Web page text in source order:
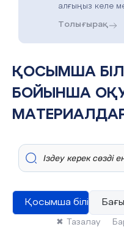
алғыңыз келе
Толығырақ
ҚОСЫМША БІЛІМ БЕРУ
БОЙЫНША
Қосымша білім беру
✖ Тазалау